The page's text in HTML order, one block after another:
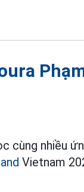
cùng nhiều
Vietnam